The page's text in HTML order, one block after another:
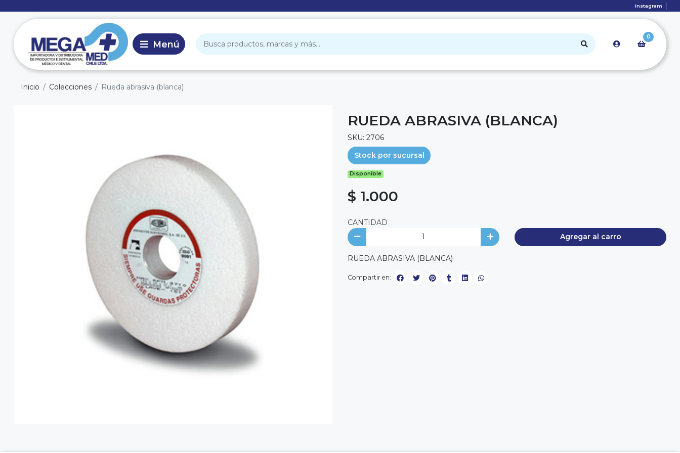
Instagram
0
Inicio Colecciones Rueda abrasiva (blanca)
RUEDA ABRASIVA (BLANCA)
SKU: 2706
Stock por sucursal
Disponible
$ 1.000
CANTIDAD
Agregar al carro
RUEDA ABRASIVA (BLANCA)
Compartir en: